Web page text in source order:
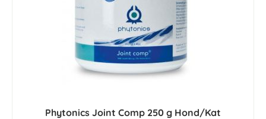
Phytonics Joint Comp 250 g Hond/Kat